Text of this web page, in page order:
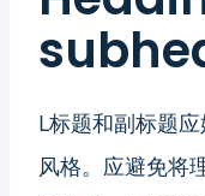
L标题和副标题
风格。应避免将